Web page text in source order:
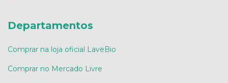
Departamentos
Comprar na loja oficial LaveBio
Comprar no Mercado Livre